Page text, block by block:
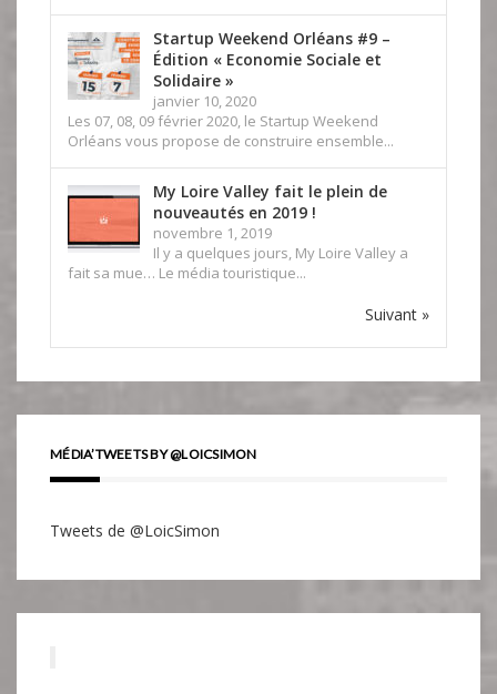
Startup Weekend Orléans #9 –
Édition « Economie Sociale et
Solidaire »
janvier 10, 2020
Les 07, 08, 09 février 2020, le Startup Weekend
Orléans vous propose de construire ensemble...
My Loire Valley fait le plein de
nouveautés en 2019 !
novembre 1, 2019
Il y a quelques jours, My Loire Valley a
fait sa mue… Le média touristique...
Suivant »
MÉDIA’TWEETS BY @LOICSIMON
Tweets de @LoicSimon